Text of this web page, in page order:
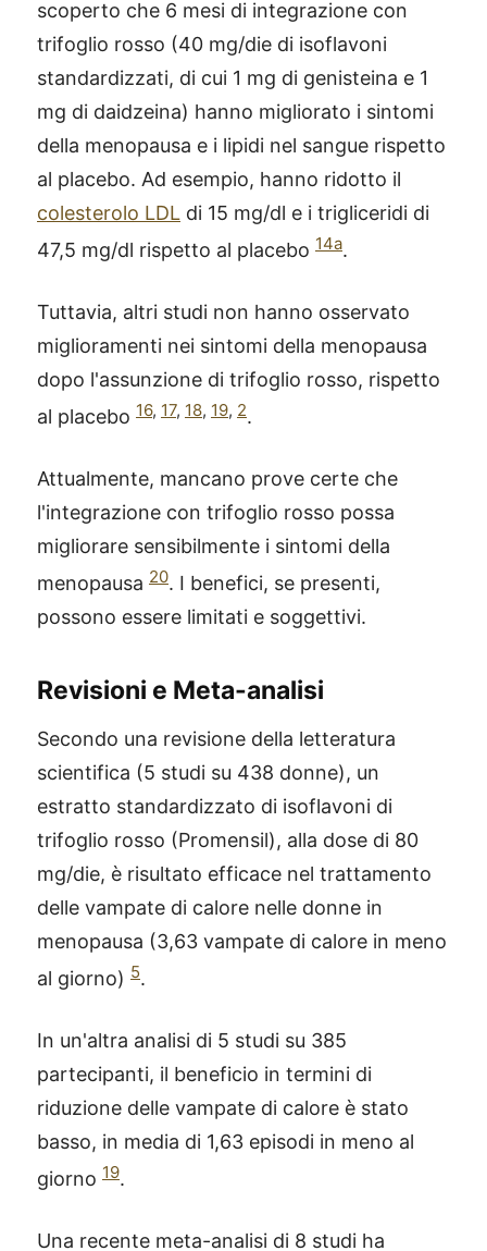
scoperto che 6 mesi di integrazione con
trifoglio rosso (40 mg/die di isoflavoni
standardizzati, di cui 1 mg di genisteina e 1
mg di daidzeina) hanno migliorato i sintomi
della menopausa e i lipidi nel sangue rispetto
al placebo. Ad esempio, hanno ridotto il
colesterolo LDL di 15 mg/dl e i trigliceridi di
47,5 mg/dl rispetto al placebo 14a.
Tuttavia, altri studi non hanno osservato
miglioramenti nei sintomi della menopausa
dopo l'assunzione di trifoglio rosso, rispetto
al placebo 16, 17, 18, 19, 2.
Attualmente, mancano prove certe che
l'integrazione con trifoglio rosso possa
migliorare sensibilmente i sintomi della
menopausa 20. I benefici, se presenti,
possono essere limitati e soggettivi.
Revisioni e Meta-analisi
Secondo una revisione della letteratura
scientifica (5 studi su 438 donne), un
estratto standardizzato di isoflavoni di
trifoglio rosso (Promensil), alla dose di 80
mg/die, è risultato efficace nel trattamento
delle vampate di calore nelle donne in
menopausa (3,63 vampate di calore in meno
al giorno) 5.
In un'altra analisi di 5 studi su 385
partecipanti, il beneficio in termini di
riduzione delle vampate di calore è stato
basso, in media di 1,63 episodi in meno al
giorno 19.
Una recente meta-analisi di 8 studi ha